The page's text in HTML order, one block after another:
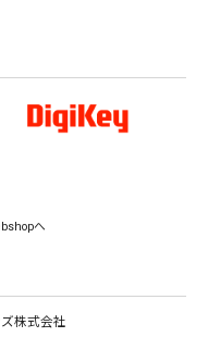
へ
株式会社